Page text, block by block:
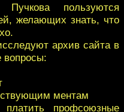
пользуются
желающих знать, что
архив сайта в
вопросы:
ментам
профсоюзные